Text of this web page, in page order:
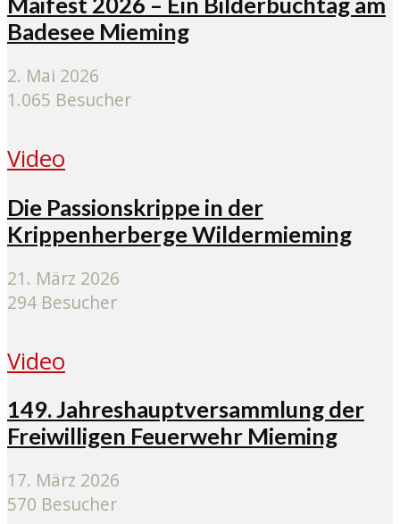
Badesee Mieming
2. Mai 2026
1.065 Besucher
Video
Die Passionskrippe in der
Krippenherberge Wildermieming
21. März 2026
294 Besucher
Video
149. Jahreshauptversammlung der
Freiwilligen Feuerwehr Mieming
17. März 2026
570 Besucher